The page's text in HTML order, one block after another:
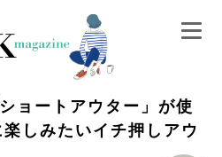
ョートアウター」が使
しみたいイチ押しアウ